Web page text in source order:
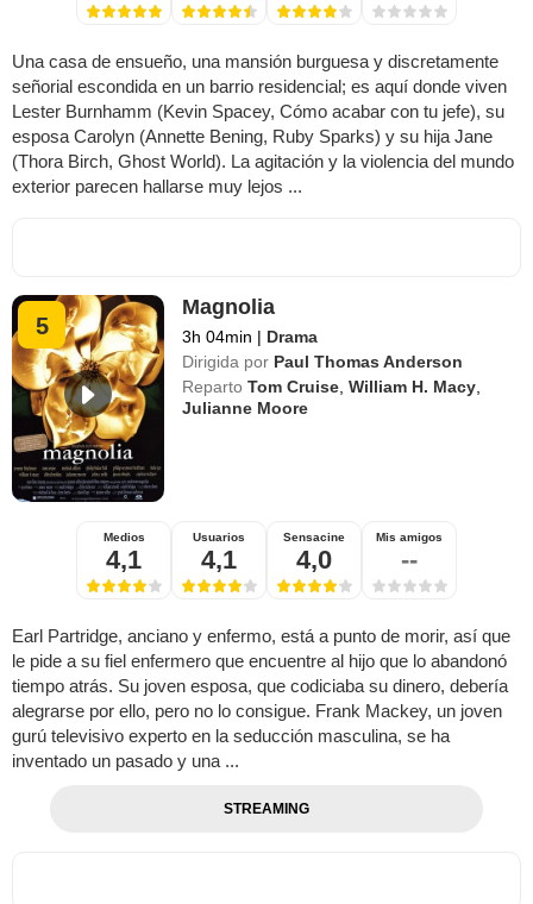
Una casa de ensueño, una mansión burguesa y discretamente
señorial escondida en un barrio residencial; es aquí donde viven
Lester Burnhamm (Kevin Spacey, Cómo acabar con tu jefe), su
esposa Carolyn (Annette Bening, Ruby Sparks) y su hija Jane
(Thora Birch, Ghost World). La agitación y la violencia del mundo
exterior parecen hallarse muy lejos ...
5
Magnolia
3h 04min | Drama
Dirigida por Paul Thomas Anderson
Reparto Tom Cruise ,William H. Macy
Julianne Moore
Medios
4,1
Usuarios
4,1
Sensacine
4,0
Mis amigos
--
Earl Partridge, anciano y enfermo, está a punto de morir, así que
le pide a su fiel enfermero que encuentre al hijo que lo abandonó
tiempo atrás. Su joven esposa, que codiciaba su dinero, debería
alegrarse por ello, pero no lo consigue. Frank Mackey, un joven
gurú televisivo experto en la seducción masculina, se ha
inventado un pasado y una ...
STREAMING